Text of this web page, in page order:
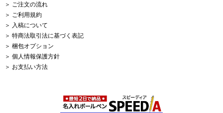
＞ ご注文の流れ
＞ ご利用規約
＞ 入稿について
＞ 特商法取引法に基づく表記
＞ 梱包オプション
＞ 個人情報保護方針
＞ お支払い方法